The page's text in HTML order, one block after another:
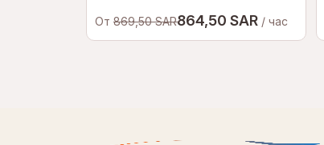
От 869,50 SAR864,50 SAR / час